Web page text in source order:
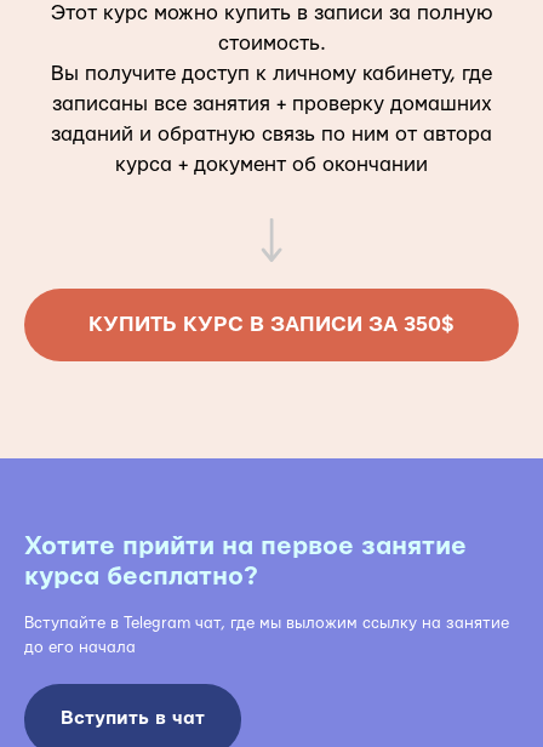
Этот курс можно купить в записи за полную
стоимость.
Вы получите доступ к личному кабинету, где
записаны все занятия + проверку домашних
заданий и обратную связь по ним от автора
курса + документ об окончании
КУПИТЬ КУРС В ЗАПИСИ ЗА 350$
Хотите прийти на первое занятие
курса бесплатно?
Вступайте в Telegram чат, где мы выложим ссылку на занятие
до его начала
Вступить в чат